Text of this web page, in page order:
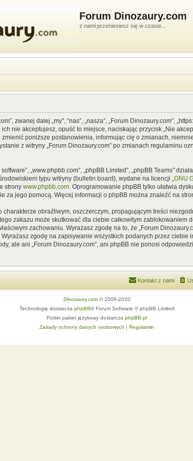
Forum Dinozaury.com
z nami przeniesiesz się w czasie...
zwanej dalej „my”, ”nas”, „nasza”, „Forum Dinozaury.com”,
nie akceptujesz, opuść to miejsce, naciskając przycisk „Nie
poniższe postanowienia, informując cię o zmianach,
z witryny „Forum Dinozaury.com” po zmianach regulaminu
software”, „www.phpbb.com”, „phpBB Limited”, „phpBB Teams”
typu witryny (bulletin board), wydane na licencji „GNU
strony www.phpbb.com. Oprogramowanie phpBB tylko ułatwia
za jego pomocą. Więcej informacji o phpBB można znaleźć na
obraźliwym, oszczerczym, propagującym treści
zakazu może skutkować dla ciebie całkowitym zablokowaniem
zachowaniu. Wyrażasz zgodę na to, że „Forum
zgodę na zapisywanie wszystkich podanych przez ciebie
ale ani „Forum Dinozaury.com”, ani phpBB nie ponosi
Kontakt z nami
Dinozaury.com© 2006-2020
Technologię dostarcza phpBB® Forum Software © phpBB Limited
Polski pakiet językowy dostarcza phpBB.pl
Zasady ochrony danych osobowych | Regulamin